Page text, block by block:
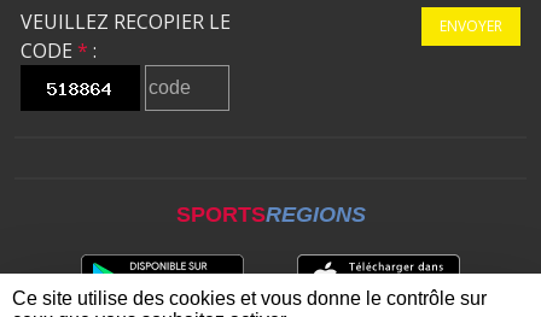
VEUILLEZ RECOPIER LE
CODE * :
ENVOYER
SPORTSREGIONS
Ce site utilise des cookies et vous donne le contrôle sur